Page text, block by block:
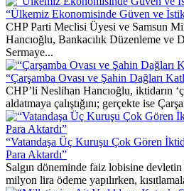
“Ülkemiz Ekonomisinde Güven ve
CHP Parti Meclisi Üyesi ve Samsun
Hancıoğlu, Bankacılık Düzenleme ve
Sermaye...
“Çarşamba Ovası ve Şahin Dağları
CHP’li Neslihan Hancıoğlu, iktidarın
aldatmaya çalıştığını; gerçekte ise
“Vatandaşa Üç Kuruşu Çok Gören
Para Aktardı”
Salgın döneminde faiz lobisine
milyon lira ödeme yapılırken,